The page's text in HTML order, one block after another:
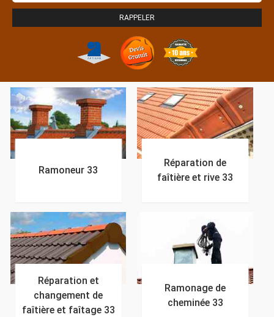
Ramoneur 33
Réparation de
faîtière et rive 33
Réparation et
changement de
faîtière et faîtage 33
Ramonage de
cheminée 33